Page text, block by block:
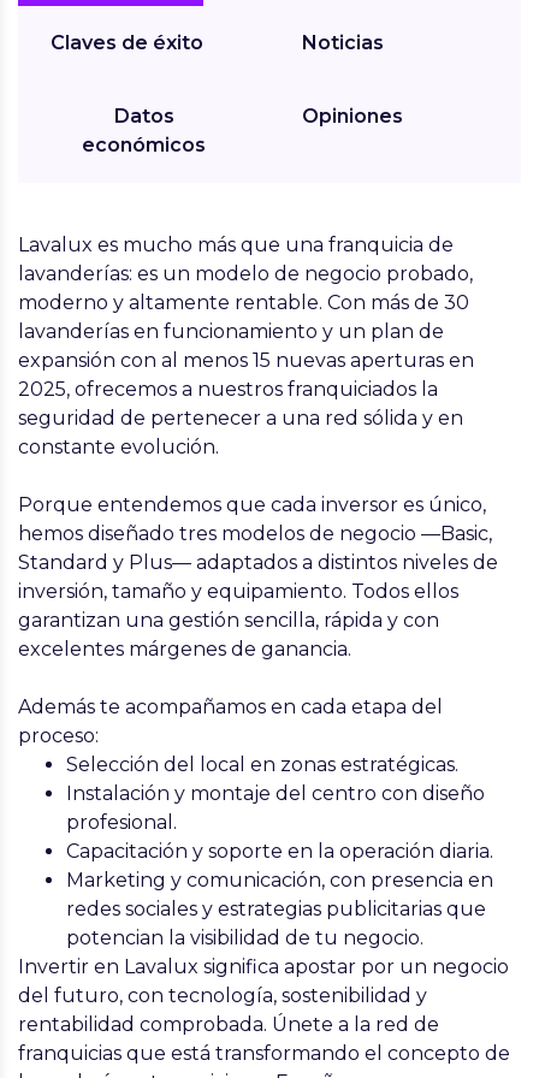
Claves de éxito
Datos
económicos
Noticias
Opiniones
Lavalux es mucho más que una franquicia de
lavanderías: es un modelo de negocio probado,
moderno y altamente rentable. Con más de 30
lavanderías en funcionamiento y un plan de
expansión con al menos 15 nuevas aperturas en
2025, ofrecemos a nuestros franquiciados la
seguridad de pertenecer a una red sólida y en
constante evolución.
Porque entendemos que cada inversor es único,
hemos diseñado tres modelos de negocio —Basic,
Standard y Plus— adaptados a distintos niveles de
inversión, tamaño y equipamiento. Todos ellos
garantizan una gestión sencilla, rápida y con
excelentes márgenes de ganancia.
Además te acompañamos en cada etapa del
proceso:
Selección del local en zonas estratégicas.
Instalación y montaje del centro con diseño
profesional.
Capacitación y soporte en la operación diaria.
Marketing y comunicación, con presencia en
redes sociales y estrategias publicitarias que
potencian la visibilidad de tu negocio.
Invertir en Lavalux significa apostar por un negocio
del futuro, con tecnología, sostenibilidad y
rentabilidad comprobada. Únete a la red de
franquicias que está transformando el concepto de